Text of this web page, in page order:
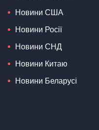
Новини США
Новини Росії
Новини СНД
Новини Китаю
Новини Беларусі